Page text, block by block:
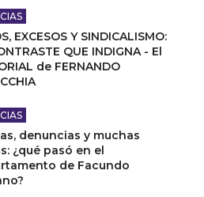
EXCESOS Y SINDICALISMO:
QUE INDIGNA - El
de FERNANDO
denuncias y muchas
¿qué pasó en el
de Facundo